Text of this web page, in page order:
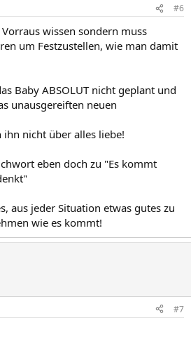
#6
wissen sondern muss
um Festzustellen, wie man damit
Baby ABSOLUT nicht geplant und
unausgereiften neuen
ihn nicht über alles liebe!
eben doch zu "Es kommt
aus jeder Situation etwas gutes zu
wie es kommt!
#7